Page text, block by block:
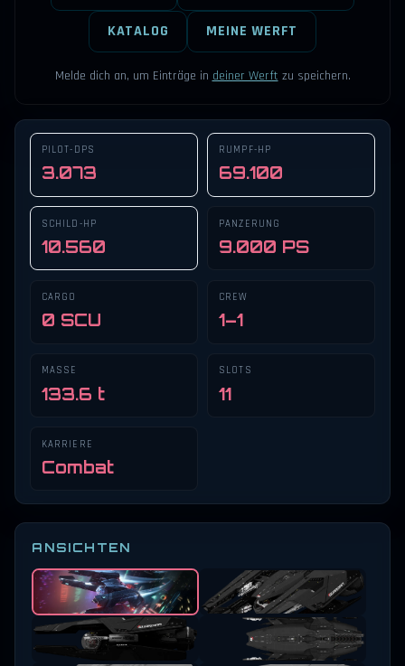
KATALOG MEINE WERFT
Melde dich an, um Einträge in deiner Werft zu speichern.
PILOT-DPS
3.073
RUMPF-HP
69.100
SCHILD-HP
10.560
PANZERUNG
9.000 PS
CARGO
0 SCU
CREW
1–1
MASSE
133.6 t
SLOTS
11
KARRIERE
Combat
ANSICHTEN